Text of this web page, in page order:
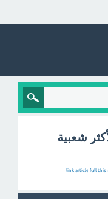
شعبية
link article full this